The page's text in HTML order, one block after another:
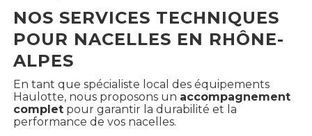
NOS SERVICES TECHNIQUES
POUR NACELLES EN RHÔNE-
ALPES
En tant que spécialiste local des équipements
Haulotte, nous proposons un accompagnement
complet pour garantir la durabilité et la
performance de vos nacelles.